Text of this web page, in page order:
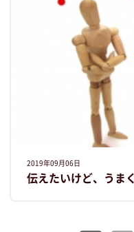
2019年09月06日
伝えたいけど、うま